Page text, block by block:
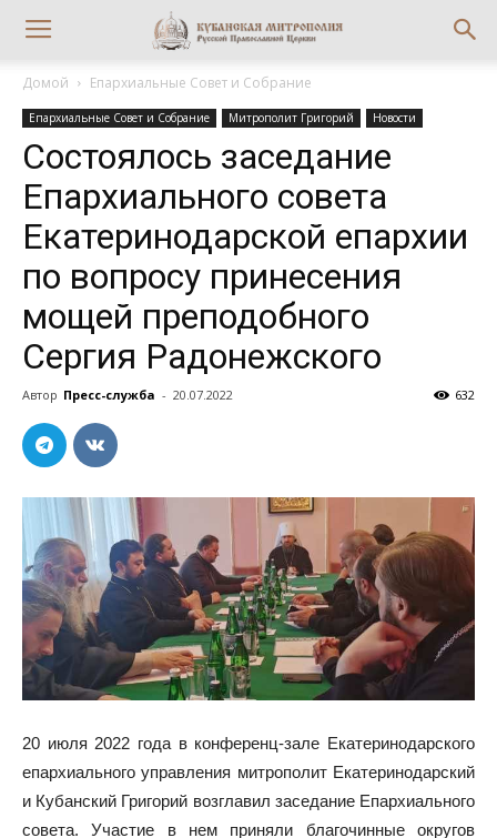
Домой Епархиальные Совет и Собрание
Епархиальные Совет и Собрание Митрополит Григорий Новости
Состоялось заседание
Епархиального совета
Екатеринодарской епархии
по вопросу принесения
мощей преподобного
Сергия Радонежского
Автор Пресс-служба - 20.07.2022 632
20 июля 2022 года в конференц-зале Екатеринодарского
епархиального управления митрополит Екатеринодарский
и Кубанский Григорий возглавил заседание Епархиального
совета. Участие в нем приняли благочинные округов